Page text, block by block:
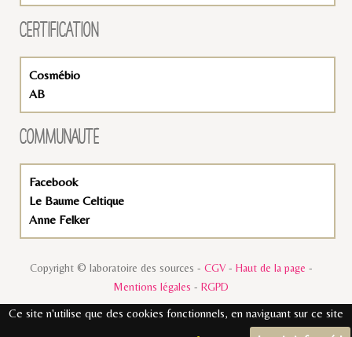
CERTIFICATION
Cosmébio
AB
COMMUNAUTÉ
Facebook
Le Baume Celtique
Anne Felker
Copyright © laboratoire des sources - CGV- Haut de la page -
Mentions légales -RGPD
Ce site n'utilise que des cookies fonctionnels, en naviguant sur ce site